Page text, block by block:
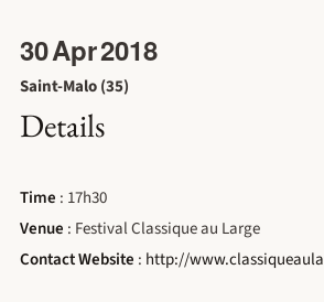
30Apr2018
Saint-Malo (35)
Details
Time : 17h30
Venue : Festival Classique au Large
Contact Website : http://